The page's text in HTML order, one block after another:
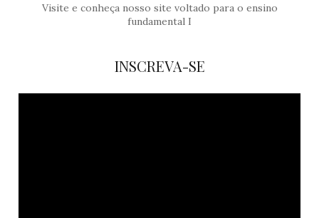
Visite e conheça nosso site voltado para o ensino
fundamental I
INSCREVA-SE